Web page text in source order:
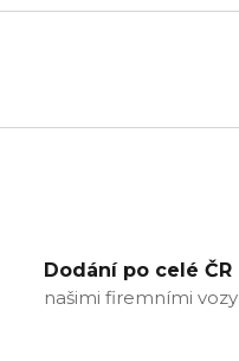
Dodání po celé ČR
našimi firemními vozy